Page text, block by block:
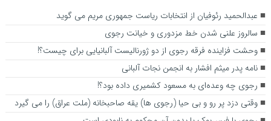
عبدالحمید رئوفیان از انتخابات ریاست جمهوری مریم می گوید
سالروز علنی شدن خط مزدوری و خیانت رجوی
وحشت فزاینده فرقه رجوی از دو ژورنالیست آلبانیایی برای چیست؟!
نامه پدر میثم افشار به انجمن نجات آلبانی
رجوی چه وعده‌ای به مسعود کشمیری داده بود؟!
وقتی دزد پر رو و بی حیا (رجوی ها) یقه صاحبخانه (ملت عراق) را می گیرد